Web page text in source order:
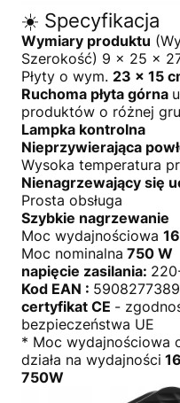
☀️ Specyfikacja
Wymiary produktu
Szerokość) 9 x 25 x
Płyty o wym. 23 x 15
Ruchoma płyta górna
produktów o różnej
Lampka kontrolna
Nieprzywierająca
Wysoka temperatura
Nienagrzewający się
Prosta obsługa
Szybkie nagrzewanie
Moc wydajnościowa
Moc nominalna 750 W
napięcie zasilania:
Kod EAN :
certyfikat CE -
bezpieczeństwa UE
* Moc wydajnościowa
działa na wydajności
750W